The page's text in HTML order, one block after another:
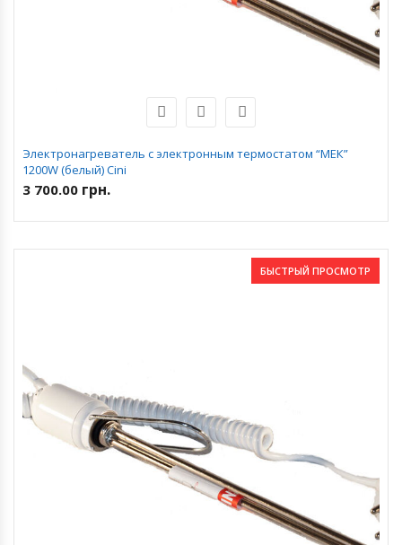
Электронагреватель с электронным термостатом “МЕК”
1200W (белый) Cini
3 700.00 грн.
БЫСТРЫЙ ПРОСМОТР